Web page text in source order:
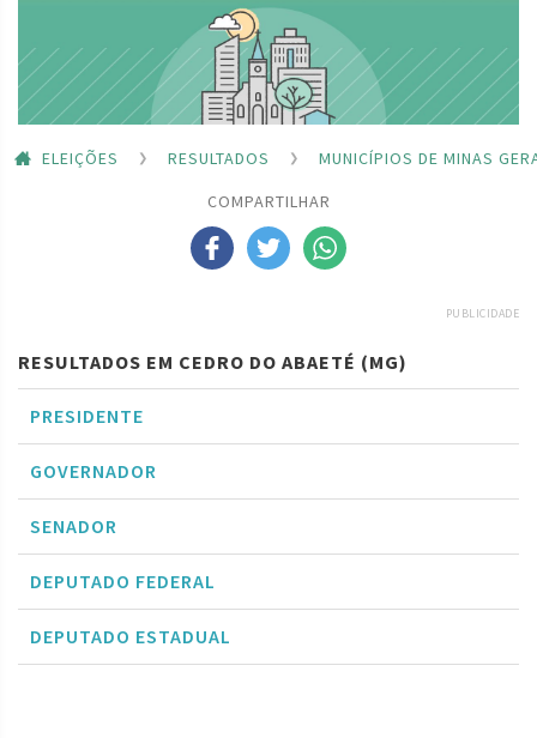
ELEIÇÕES RESULTADOS
MUNICÍPIOS DE MINAS
COMPARTILHAR
PUBLICIDADE
RESULTADOS EM CEDRO DO ABAETÉ (MG)
PRESIDENTE
GOVERNADOR
SENADOR
DEPUTADO FEDERAL
DEPUTADO ESTADUAL